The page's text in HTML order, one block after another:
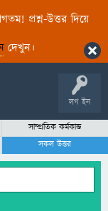
প্রশ্ন-উত্তর দিয়ে
দেখুন।
লগ ইন
সাম্প্রতিক কর্মকান্ড
সকল উত্তর